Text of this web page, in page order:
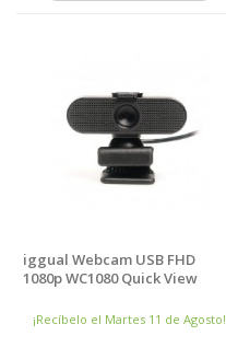
iggual Webcam USB FHD
1080p WC1080 Quick View
¡Recíbelo el Martes 11 de Agosto!